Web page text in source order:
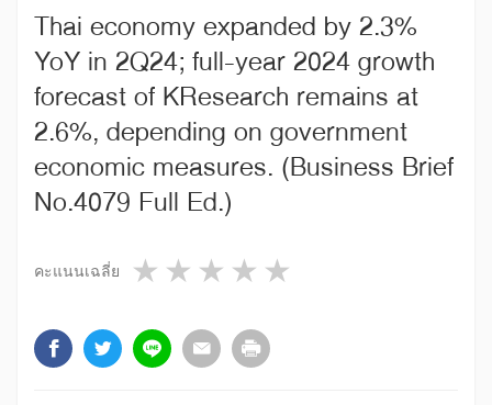
Thai economy expanded by 2.3%
YoY in 2Q24; full-year 2024 growth
forecast of KResearch remains at
2.6%, depending on government
economic measures. (Business Brief
No.4079 Full Ed.)
คะแนนเฉลี่ย 4 stars
3 stars
2 stars
1 star